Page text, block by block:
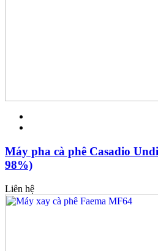
Máy pha cà phê Casadio
98%)
Liên hệ